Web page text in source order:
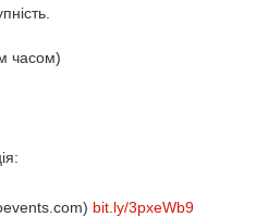
часом)
bit.ly/3pxeWb9